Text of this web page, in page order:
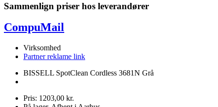
Sammenlign priser hos leverandører
CompuMail
Virksomhed
Partner reklame link
BISSELL SpotClean Cordless 3681N Grå
Pris: 1203,00 kr.